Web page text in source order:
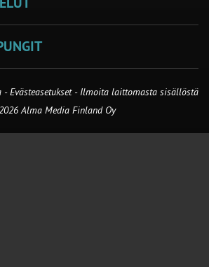
-Evästeasetukset- Ilmoita laittomasta sisällöstä
Alma Media Finland Oy